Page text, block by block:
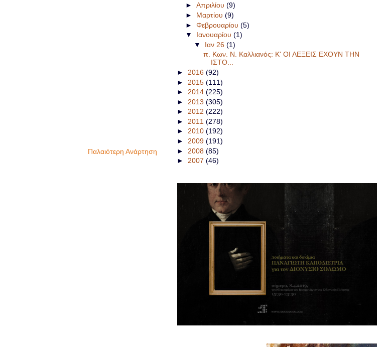
Παλαιότερη Ανάρτηση
► Απριλίου (9)
► Μαρτίου (9)
► Φεβρουαρίου (5)
▼ Ιανουαρίου (1)
▼ Ιαν 26(1)
π. Κων. Ν. Καλλιανός: Κ' ΟΙ ΛΕΞΕΙΣ ΕΧΟΥΝ ΤΗΝ
ΙΣΤΟ...
► 2016 (92)
► 2015 (111)
► 2014 (225)
► 2013 (305)
► 2012 (222)
► 2011 (278)
► 2010 (192)
► 2009 (191)
► 2008 (85)
► 2007 (46)